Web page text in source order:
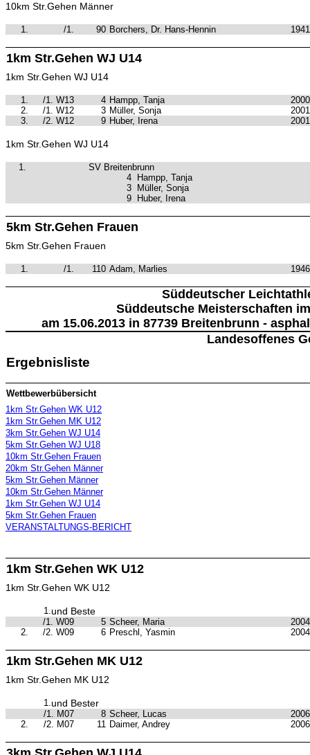
10km Str.Gehen Männer
1. /1. 90 Borchers, Dr. Hans-Hennin 1941
1km Str.Gehen WJ U14
1km Str.Gehen WJ U14
1. /1. W13 4 Hampp, Tanja
2000
2.
/1. W12 3 Müller, Sonja
2001
3.
/2. W12 9 Huber, Irena 2001
1km Str.Gehen WJ U14
1.
SV Breitenbrunn
4
Hampp, Tanja
3
Müller, Sonja
9
Huber, Irena
5km Str.Gehen Frauen
5km Str.Gehen Frauen
1. /1. 110 Adam, Marlies 1946
Süddeutscher
Süddeutsche Meisterschaften
am 15.06.2013 in 87739 Breitenbrunn -
Landesoffenes
Ergebnisliste
Wettbewerbübersicht
1km Str.Gehen WK U12
1km Str.Gehen MK U12
3km Str.Gehen WJ U14
5km Str.Gehen WJ U18
10km Str.Gehen Frauen
20km Str.Gehen Männer
5km Str.Gehen Männer
10km Str.Gehen Männer
1km Str.Gehen WJ U14
5km Str.Gehen Frauen
VERANSTALTUNGS-BERICHT
1km Str.Gehen WK U12
1km Str.Gehen WK U12
1.und Beste
/1. W09 5 Scheer, Maria
2004
2.
/2. W09 6 Preschl, Yasmin 2004
1km Str.Gehen MK U12
1km Str.Gehen MK U12
1.und Bester
/1. M07 8 Scheer, Lucas
2006
2.
/2. M07 11 Daimer, Andrey 2006